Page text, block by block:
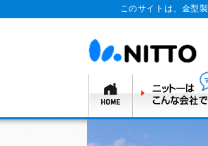
このサイトは、金型